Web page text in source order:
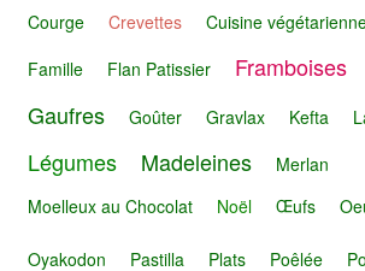
Courge
Crevettes Cuisine
Famille
Flan Patissier Framboises
Gaufres Goûter Gravlax Kefta
Légumes Madeleines
Merlan
Moelleux au Chocolat
Noël Œufs
Oyakodon Pastilla Plats Poêlée